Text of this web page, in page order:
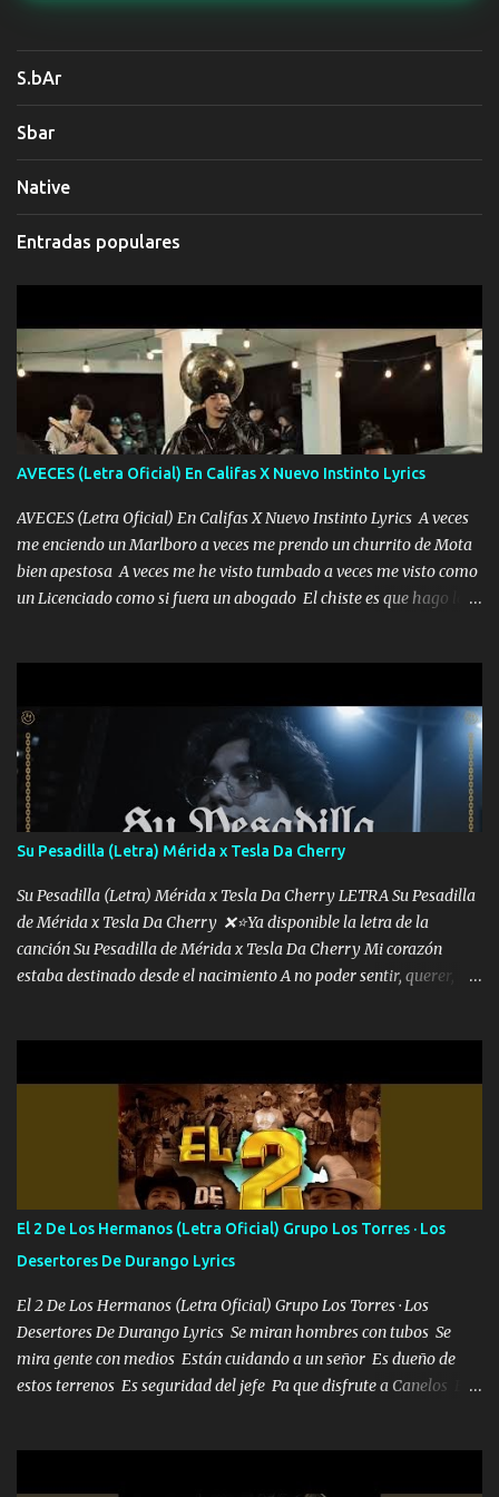
S.bAr
Sbar
Native
Entradas populares
AVECES (Letra Oficial) En Califas X Nuevo Instinto Lyrics
AVECES (Letra Oficial) En Califas X Nuevo Instinto Lyrics A veces
me enciendo un Marlboro a veces me prendo un churrito de Mota
bien apestosa A veces me he visto tumbado a veces me visto como
un Licenciado como si fuera un abogado El chiste es que hago lo
corriente no quieren verte subir de level trucha mis plebes Música
A veces me pongo un sombrero a veces me ven la cachucha de lado
con la mirada siempre en alto A veces me fajó una super o a veces
me fajó una Glock siempre armado todas las generaciones yo
traigo El chiste es que hago lo que quiero pues así soy me mandó
yo tengo el control a todos yo les paro el dedo soy hocicon un
malcriado un malandrón Que Les importa no saben nada falsas
las risas las que me miran hay gente corriente no quieren ve...
Su Pesadilla (Letra) Mérida x Tesla Da Cherry
Su Pesadilla (Letra) Mérida x Tesla Da Cherry LETRA Su Pesadilla
de Mérida x Tesla Da Cherry ❌⭐Ya disponible la letra de la
canción Su Pesadilla de Mérida x Tesla Da Cherry Mi corazón
estaba destinado desde el nacimiento A no poder sentir, querer,
algunas que no lo entiendan Porque ahora soy su pesadilla, lo sé
Soy yo la octava maravilla, no lo niegues Tengo de rodillas a otras
cien Y por más que quieran no me detienen Soy yo la mente que
más brilla, lo ves Pa' mi la vida es tan sencilla No lo entenderías en
tu vida, y está bien Porque lo que tengo nadie lo tiene Una me está
escribiendo y la otra me va a llamar Quiere que vaya a verla y que
la invite a cenar Otras más me están pidiendo que las saque a
bailar Pero es que tengo un par de conciertos más que llenar Se
mueven solo por el interés P...
El 2 De Los Hermanos (Letra Oficial) Grupo Los Torres · Los
Desertores De Durango Lyrics
El 2 De Los Hermanos (Letra Oficial) Grupo Los Torres · Los
Desertores De Durango Lyrics Se miran hombres con tubos Se
mira gente con medios Están cuidando a un señor Es dueño de
estos terrenos Es seguridad del jefe Pa que disfrute a Canelos Es
ni tampoco las mujeres porque es platica de grandes por eso hay